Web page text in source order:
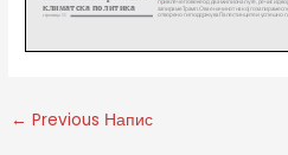
← Previous Напис